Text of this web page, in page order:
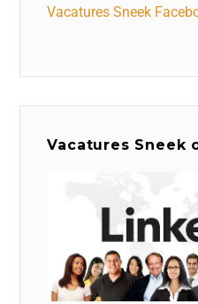
Vacatures Sneek
Vacatures Sneek